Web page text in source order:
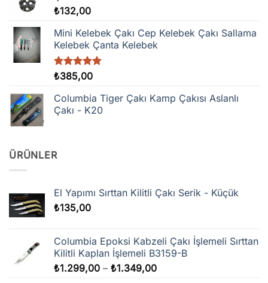
₺132,00
Mini Kelebek Çakı Cep Kelebek Çakı Sallama
Kelebek Çanta Kelebek
5 üzerinden
oy
aldı
₺385,00
Columbia Tiger Çakı Kamp Çakısı Aslanlı
Çakı - K20
ÜRÜNLER
El Yapımı Sırttan Kilitli Çakı Serik - Küçük
₺135,00
Columbia Epoksi Kabzeli Çakı İşlemeli Sırttan
Kilitli Kaplan İşlemeli B3159-B
₺1.299,00 – ₺1.349,00Fiyat